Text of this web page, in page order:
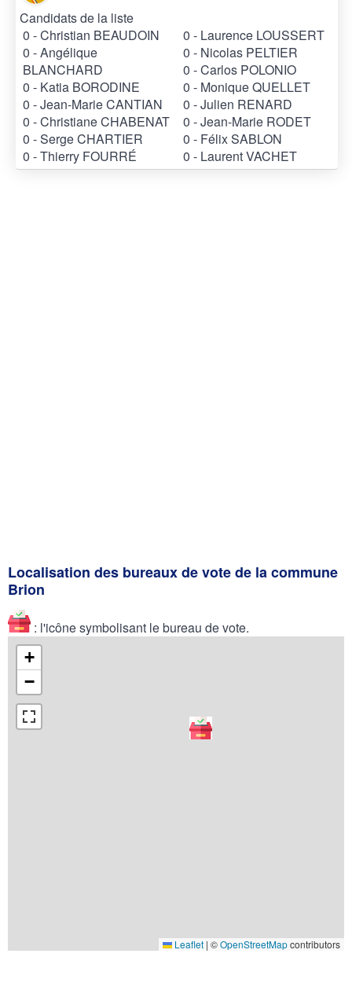
Candidats de la liste
0 - Christian BEAUDOIN
0 - Angélique
BLANCHARD
0 - Katia BORODINE
0 - Jean-Marie CANTIAN
0 - Christiane CHABENAT
0 - Serge CHARTIER
0 - Thierry FOURRÉ
0 - Laurence LOUSSERT
0 - Nicolas PELTIER
0 - Carlos POLONIO
0 - Monique QUELLET
0 - Julien RENARD
0 - Jean-Marie RODET
0 - Félix SABLON
0 - Laurent VACHET
Localisation des bureaux de vote de la commune
Brion
: l'icône symbolisant le bureau de vote.
+
−
Leaflet | ©OpenStreetMapcontributors